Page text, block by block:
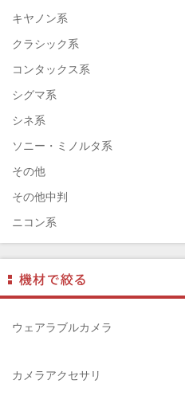
HASSELBLAD（ハッセルブラッド
EPSON（エプソン）
ENNA München（エナ）
ELEFOTO（エレフォト）
ELECOM（エレコム）
￼EIZO（エイゾ）
edelkrone（エーデンクローン）
Garmin（ガーミン）
Dust-Off（ダストオフ）
DreamMaker（ドリームメーカー
DIGITALKING（デジタルキング）
diagnl（ダイアグナル）
Lowepro（ロープロ）
キヤノン系
クラシック系
コンタックス系
シグマ系
シネ系
ソニー・ミノルタ系
その他
その他中判
ニコン系
フジフィルム系
ペンタックス系
ライカ系
中判海外系
ウェアラブルカメラ
カメラアクセサリ